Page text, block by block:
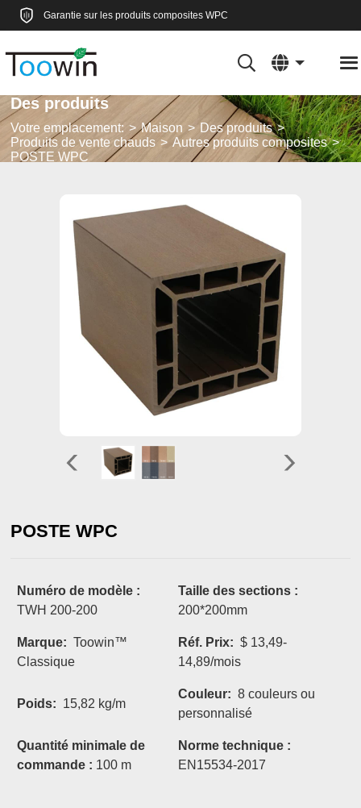
Garantie sur les produits composites WPC
Des produits
Votre emplacement: Maison
Des produits
Produits de vente chauds
Autres produits composites
POSTE WPC
POSTE WPC
Numéro de modèle :
TWH 200-200
Taille des sections :
200*200mm
Marque:Toowin™
Classique
Réf. Prix:$ 13,49-
14,89/mois
Poids: 15,82 kg/m
Couleur:8 couleurs ou
personnalisé
Quantité minimale de
commande : 100 m
Norme technique :
EN15534-2017